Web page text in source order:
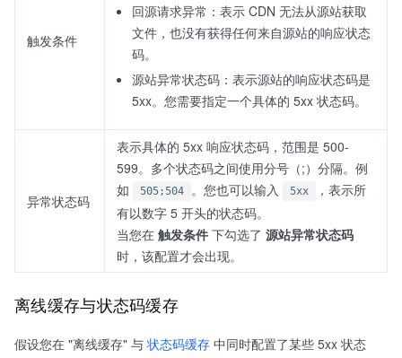
触发条件
回源请求异常：表示 CDN 无法从源站获取
文件，也没有获得任何来自源站的响应状态
码。
源站异常状态码：表示源站的响应状态码是
5xx。您需要指定一个具体的 5xx 状态码。
异常状态码
表示具体的 5xx 响应状态码，范围是 500-
599。多个状态码之间使用分号（;）分隔。例
如
505;504 。您也可以输入 5xx
，表示所
有以数字 5 开头的状态码。
当您在 触发条件 下勾选了 源站异常状态码
时，该配置才会出现。
离线缓存与状态码缓存
假设您在 "离线缓存" 与 状态码缓存 中同时配置了某些 5xx 状态